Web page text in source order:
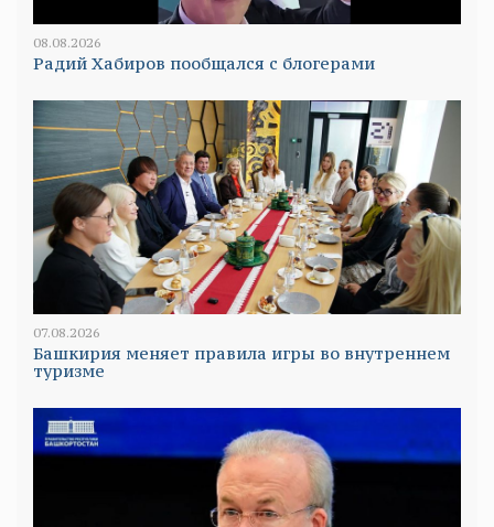
08.08.2026
Радий Хабиров пообщался с блогерами
07.08.2026
Башкирия меняет правила игры во внутреннем
туризме